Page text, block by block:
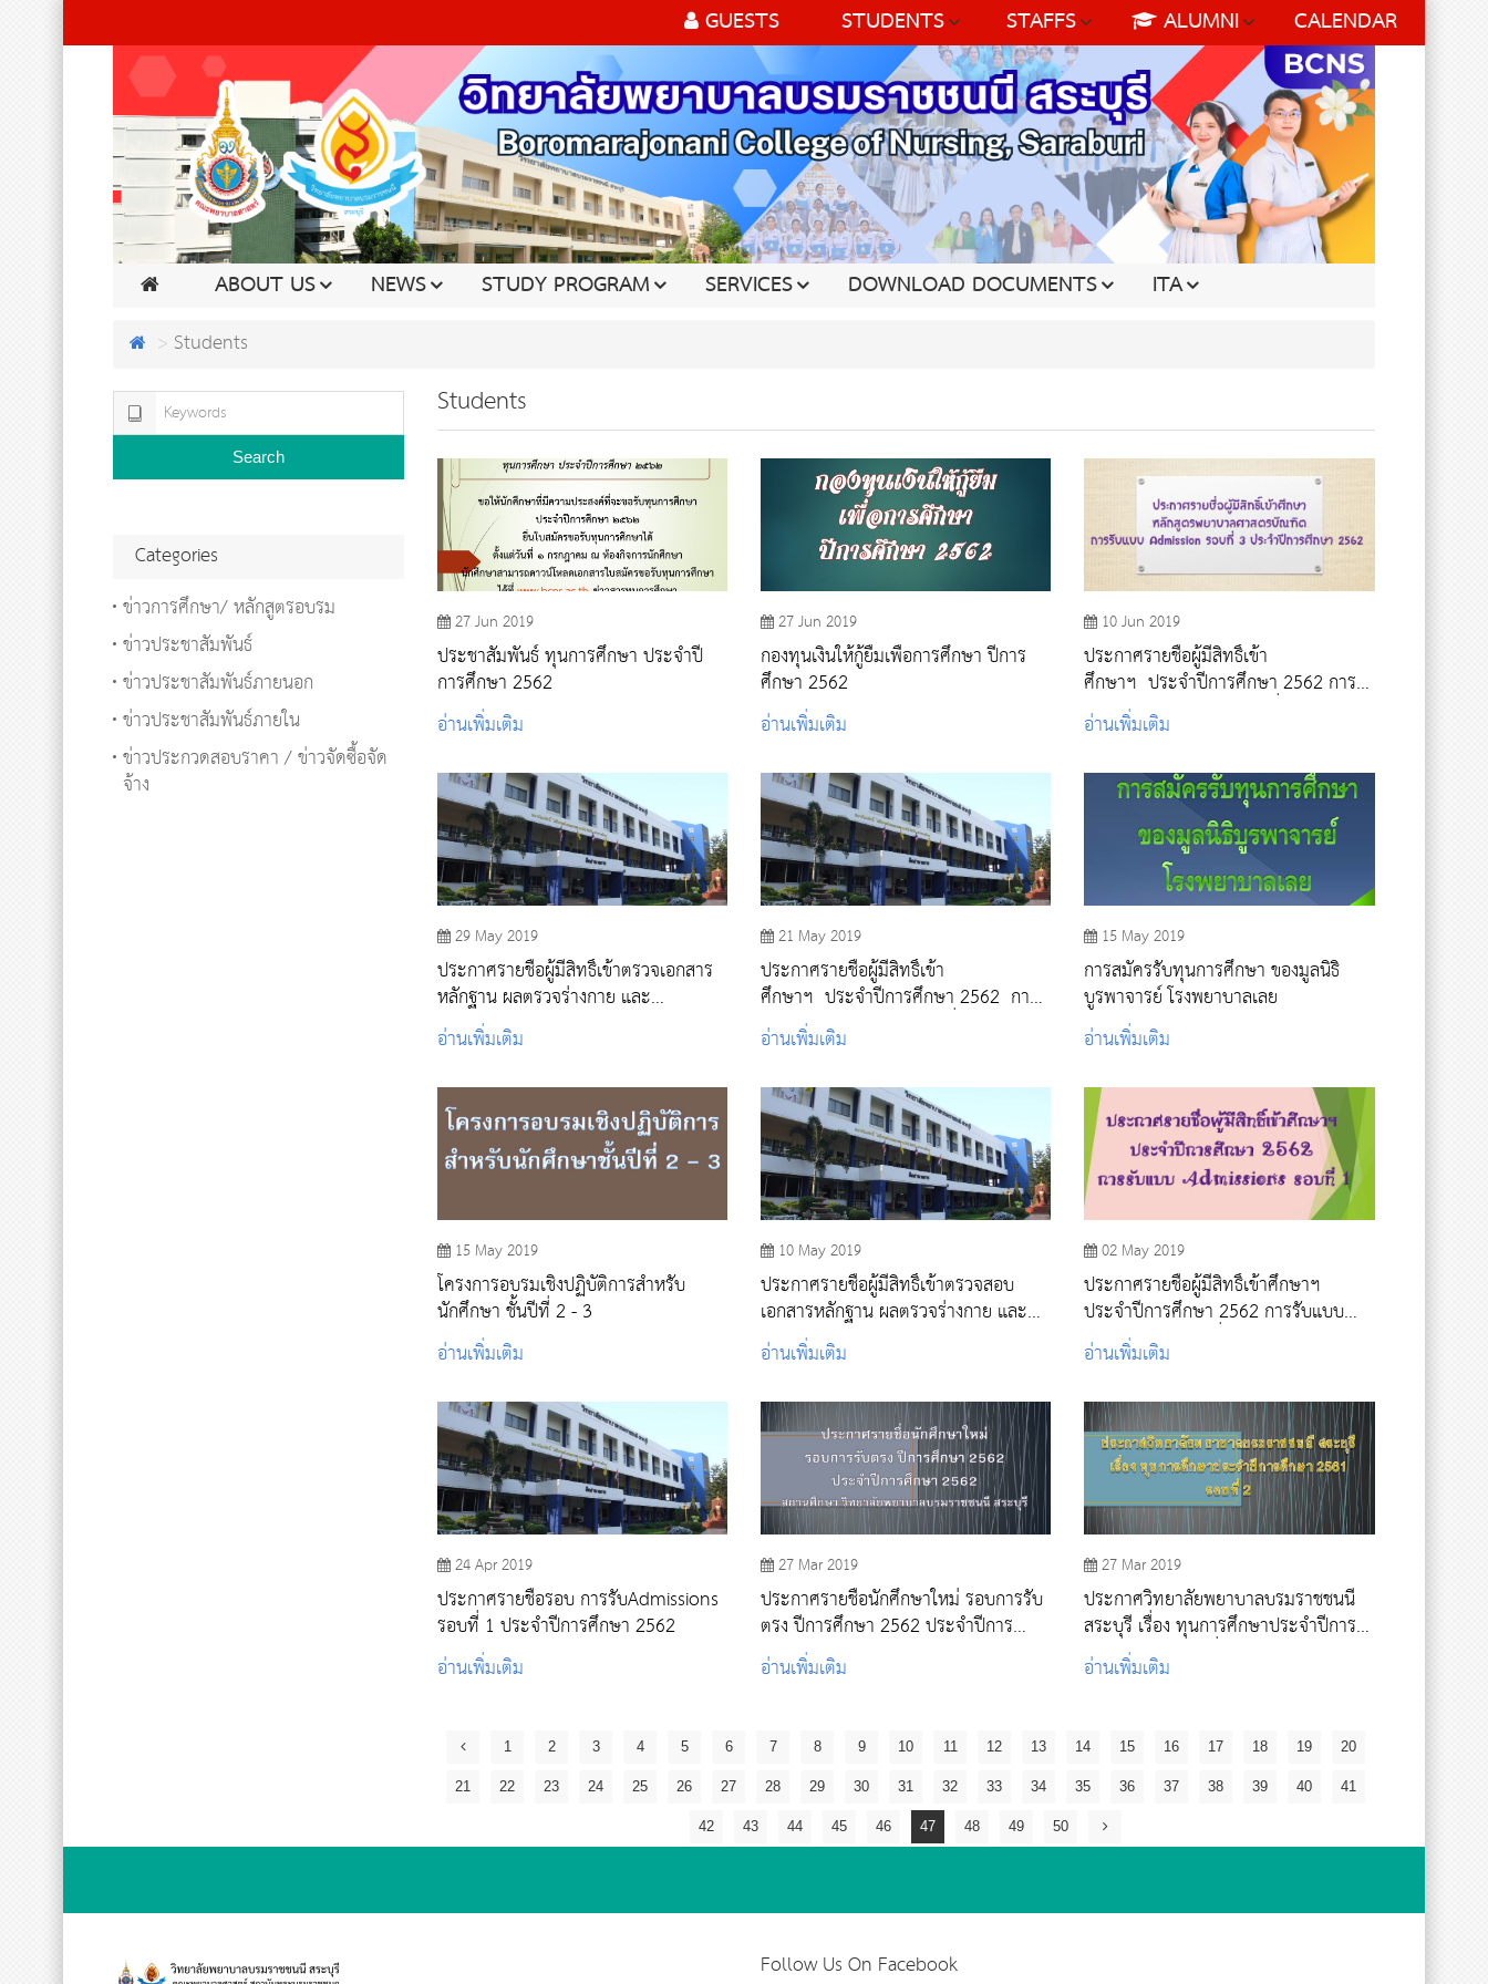
GUESTS STUDENTS STAFFS ALUMNI CALENDAR
ABOUT US NEWS STUDY PROGRAM SERVICES DOWNLOAD DOCUMENTS ITA
Students
Students
27 Jun 2019
ประชาสัมพันธ์ ทุนการศึกษา ประจำปี
การศึกษา 2562
อ่านเพิ่มเติม
27 Jun 2019
กองทุนเงินให้กู้ยืมเพื่อการศึกษา ปีการ
ศึกษา 2562
อ่านเพิ่มเติม
10 Jun 2019
ประกาศรายชื่อผู้มีสิทธิ์เข้า
ศึกษาฯ ประจำปีการศึกษา 2562 การ
รับแบบ Admissions รอบที่ 3
อ่านเพิ่มเติม
29 May 2019
ประกาศรายชื่อผู้มีสิทธิ์เข้าตรวจเอกสาร
หลักฐาน ผลตรวจร่างกาย และ
สัมภาษณ์ รอบการรับ Admissions รอบ
ที่ 3 ประจำปีการศึกษา 2562
อ่านเพิ่มเติม
21 May 2019
ประกาศรายชื่อผู้มีสิทธิ์เข้า
ศึกษาฯ ประจำปีการศึกษา 2562 การ
รับแบบ Admissions รอบที่2
อ่านเพิ่มเติม
15 May 2019
การสมัครรับทุนการศึกษา ของมูลนิธิ
บูรพาจารย์ โรงพยาบาลเลย
อ่านเพิ่มเติม
15 May 2019
โครงการอบรมเชิงปฏิบัติการสำหรับ
นักศึกษา ชั้นปีที่ 2 - 3
อ่านเพิ่มเติม
10 May 2019
ประกาศรายชื่อผู้มีสิทธิ์เข้าตรวจสอบ
เอกสารหลักฐาน ผลตรวจร่างกาย และ
สัมภาษณ์ การรับแบบ Admissions รอบ
ที่ 2
อ่านเพิ่มเติม
02 May 2019
ประกาศรายชื่อผู้มีสิทธิ์เข้าศึกษาฯ
ประจำปีการศึกษา 2562 การรับแบบ
Admissions รอบที่1
อ่านเพิ่มเติม
24 Apr 2019
ประกาศรายชื่อรอบ การรับAdmissions
รอบที่ 1 ประจำปีการศึกษา 2562
อ่านเพิ่มเติม
27 Mar 2019
ประกาศรายชื่อนักศึกษาใหม่ รอบการรับ
ตรง ปีการศึกษา 2562 ประจำปีการ
ศึกษา 2562 สถานศึกษา วิทยาลัย
พยาบาลบรมราชชนนี สระบุรี
อ่านเพิ่มเติม
27 Mar 2019
ประกาศวิทยาลัยพยาบาลบรมราชชนนี
สระบุรี เรื่อง ทุนการศึกษาประจำปีการ
ศึกษา 2561 รอบที่ 2
อ่านเพิ่มเติม
1 2 3 4 5 6 7 8 9 10 11 12 13 14 15 16 17 18 19 20
21 22 23 24 25 26 27 28 29 30 31 32 33 34 35 36 37 38 39 40 41
42 43 44 45 46 47 48 49 50
Search
Categories
ข่าวการศึกษา/ หลักสูตรอบรม
ข่าวประชาสัมพันธ์
ข่าวประชาสัมพันธ์ภายนอก
ข่าวประชาสัมพันธ์ภายใน
ข่าวประกวดสอบราคา / ข่าวจัดซื้อจัด
จ้าง
Follow Us On Facebook